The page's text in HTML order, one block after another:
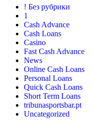
! Без рубрики
1
Cash Advance
Cash Loans
Casino
Fast Cash Advance
News
Online Cash Loans
Personal Loans
Quick Cash Loans
Short Term Loans
tribunasportsbar.pt
Uncategorized